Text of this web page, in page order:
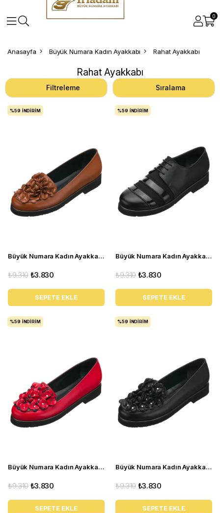
0
Anasayfa Büyük Numara Kadın Ayakkabı Rahat Ayakkabı
Rahat Ayakkabı
Filtreleme Sıralama
Büyük Numara Kadın Ayakkabı R8000 Taba
₺3.830
₺9.310
SEPETE EKLE
%59 İNDIRIM
Büyük Numara Kadın Ayakkabı R8086 Siyah
₺3.830
₺9.310
SEPETE EKLE
%59 İNDIRIM
Büyük Numara Kadın Ayakkabı R8000 Kirmizi
₺3.830
₺9.310
SEPETE EKLE
%59 İNDIRIM
Büyük Numara Kadın Ayakkabı R8000 Siyah
₺3.830
₺9.310
SEPETE EKLE
%59 İNDIRIM